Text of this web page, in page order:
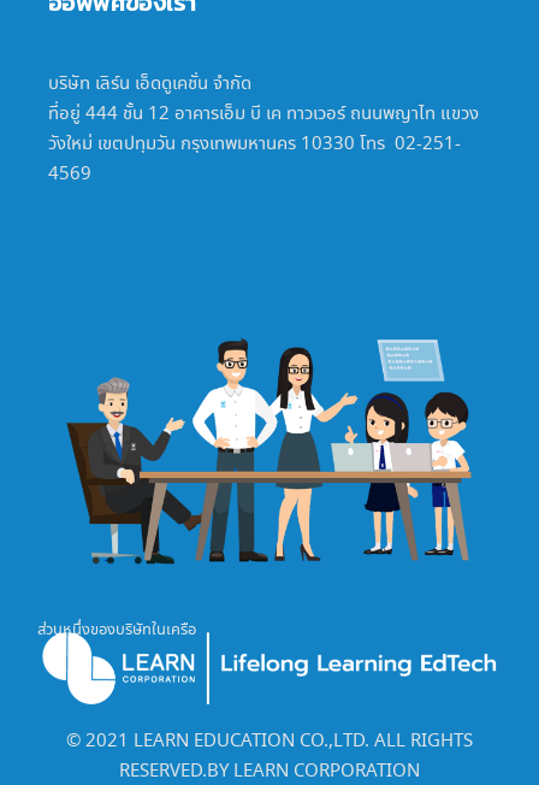
บริษัท เลิร์น เอ็ดดูเคชั่น จำกัด
ที่อยู่ 444 ชั้น 12 อาคารเอ็ม บี เค ทาวเวอร์ ถนนพญาไท แขวง
วังใหม่ เขตปทุมวัน กรุงเทพมหานคร 10330 โทร 02-251-
4569
ส่วนหนึ่งของบริษัทในเครือ
©️ 2021 LEARN EDUCATION CO.,LTD. ALL RIGHTS
RESERVED.BY LEARN CORPORATION